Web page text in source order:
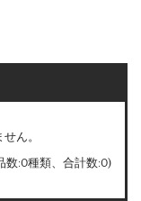
ん。
数:0種類、合計数:0)